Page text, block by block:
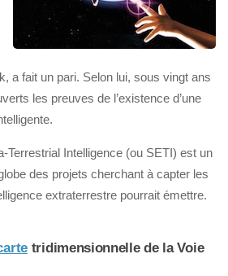
a fait un pari. Selon lui, sous vingt ans
les preuves de l’existence d’une
Terrestrial Intelligence (ou SETI) est un
des projets cherchant à capter les
extraterrestre pourrait émettre.
tridimensionnelle de la Voie